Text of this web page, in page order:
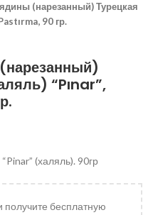
(нарезанный) Турецкая
90 гр.
“Pınar”,
(халяль). 90гр
получите бесплатную